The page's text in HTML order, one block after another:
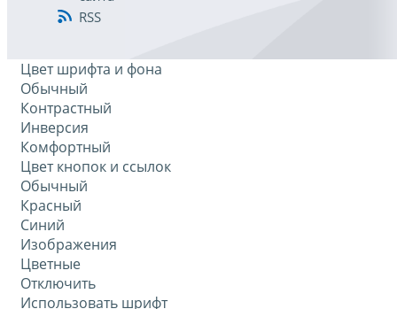
RSS
Цвет шрифта и фона
Обычный
Контрастный
Инверсия
Комфортный
Цвет кнопок и ссылок
Обычный
Красный
Синий
Изображения
Цветные
Отключить
Использовать шрифт